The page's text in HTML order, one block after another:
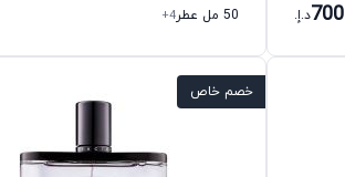
700د.إ. 50 مل عطر +4
خصم خاص